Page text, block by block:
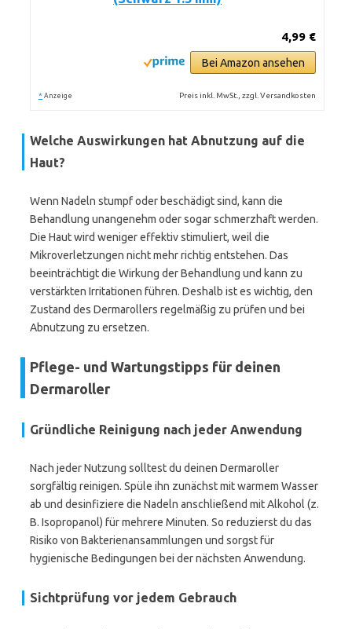
4,99 €
Bei Amazon ansehen
* Anzeige Preis inkl. MwSt., zzgl. Versandkosten
Welche Auswirkungen hat Abnutzung auf die
Haut?
Wenn Nadeln stumpf oder beschädigt sind, kann die
Behandlung unangenehm oder sogar schmerzhaft werden.
Die Haut wird weniger effektiv stimuliert, weil die
Mikroverletzungen nicht mehr richtig entstehen. Das
beeinträchtigt die Wirkung der Behandlung und kann zu
verstärkten Irritationen führen. Deshalb ist es wichtig, den
Zustand des Dermarollers regelmäßig zu prüfen und bei
Abnutzung zu ersetzen.
Pflege- und Wartungstipps für deinen
Dermaroller
Gründliche Reinigung nach jeder Anwendung
Nach jeder Nutzung solltest du deinen Dermaroller
sorgfältig reinigen. Spüle ihn zunächst mit warmem Wasser
ab und desinfiziere die Nadeln anschließend mit Alkohol (z.
B. Isopropanol) für mehrere Minuten. So reduzierst du das
Risiko von Bakterienansammlungen und sorgst für
hygienische Bedingungen bei der nächsten Anwendung.
Sichtprüfung vor jedem Gebrauch